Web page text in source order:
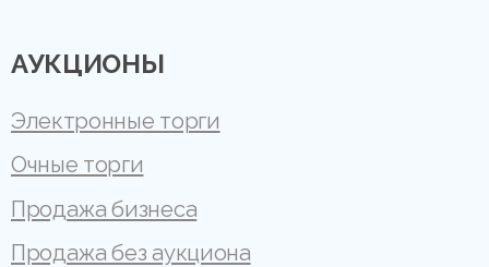
АУКЦИОНЫ
Электронные торги
Очные торги
Продажа бизнеса
Продажа без аукциона